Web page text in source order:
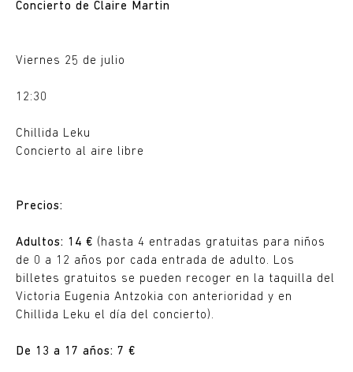
Concierto de Claire Martin
Viernes 25 de julio
12:30
Chillida Leku
Concierto al aire libre
Precios:
Adultos: 14 € (hasta 4 entradas gratuitas para niños
de 0 a 12 años por cada entrada de adulto. Los
billetes gratuitos se pueden recoger en la taquilla del
Victoria Eugenia Antzokia con anterioridad y en
Chillida Leku el día del concierto).
De 13 a 17 años: 7 €